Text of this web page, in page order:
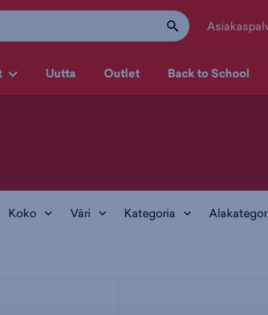
Uutta Outlet Back to School
Koko Väri Kategoria